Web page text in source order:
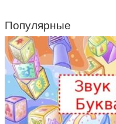
Популярные